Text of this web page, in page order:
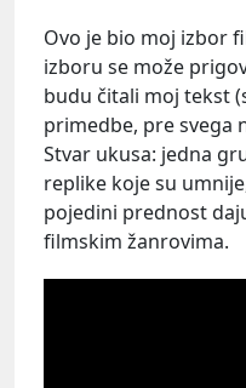
Ovo je bio moj izbor
izboru se može
budu čitali moj tekst
primedbe, pre svega
Stvar ukusa: jedna
replike koje su
pojedini prednost
filmskim žanrovima.